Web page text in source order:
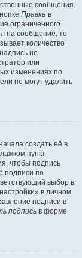
сообщения.
Правка в
ограниченного
на сообщение, то
количество
не
или
изменениях по
не могут удалить
создать её в
пункт
чтобы подпись
подписи по
выбор в
в личном
подписи в
подпись в форме